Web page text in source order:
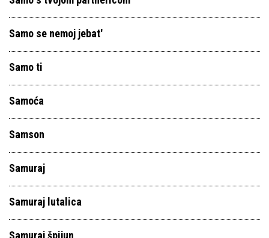
Samo se nemoj jebat'
Samo ti
Samoća
Samson
Samuraj
Samuraj lutalica
Samuraj špijun